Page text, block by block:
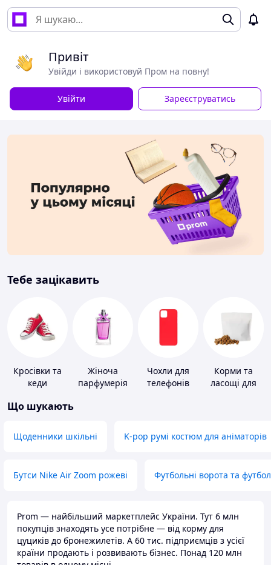
Привіт
Увійди і використовуй Пром на повну!
Увійти Зареєструватись
Тебе зацікавить
Кросівки та
кеди
Жіноча
парфумерія
Чохли для
телефонів
Корми та
ласощі для
Що шукають
Щоденники шкільні K-pop румі костюм для аніматорів
Бутси Nike Air Zoom рожеві Футбольні ворота та
Prom — найбільший маркетплейс України. Тут 6 млн
покупців знаходять усе потрібне — від корму для
цуциків до бронежилетів. А 60 тис. підприємців з усієї
країни продають і розвивають бізнес. Понад 120 млн